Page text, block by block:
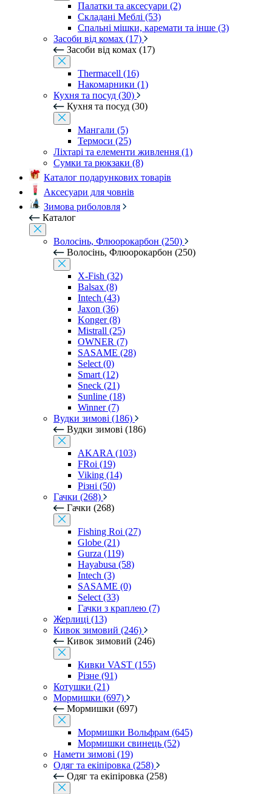
Палатки та аксесуари (2)
Складані Меблі (53)
Спальні мішки, каремати та інше (3)
Засоби від комах (17)
Засоби від комах (17)
Thermacell (16)
Накомарники (1)
Кухня та посуд (30)
Кухня та посуд (30)
Мангали (5)
Термоси (25)
Ліхтарі та елементи живлення (1)
Сумки та рюкзаки (8)
Каталог подарункових товарів
Аксесуари для човнів
Зимова риболовля
Каталог
Волосінь, Флюорокарбон (250)
Волосінь, Флюорокарбон (250)
X-Fish (32)
Balsax (8)
Intech (43)
Jaxon (36)
Konger (8)
Mistrall (25)
OWNER (7)
SASAME (28)
Select (0)
Smart (12)
Sneck (21)
Sunline (18)
Winner (7)
Вудки зимові (186)
Вудки зимові (186)
AKARA (103)
FRoi (19)
Viking (14)
Різні (50)
Гачки (268)
Гачки (268)
Fishing Roi (27)
Globe (21)
Gurza (119)
Hayabusa (58)
Intech (3)
SASAME (0)
Select (33)
Гачки з краплею (7)
Жерлиці (13)
Кивок зимовий (246)
Кивок зимовий (246)
Кивки VAST (155)
Різне (91)
Котушки (21)
Мормишки (697)
Мормишки (697)
Мормишки Вольфрам (645)
Мормишки свинець (52)
Намети зимові (19)
Одяг та екіпіровка (258)
Одяг та екіпіровка (258)